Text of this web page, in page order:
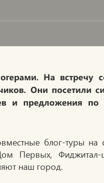
На встречу
Они посетили
и предложения по
блог-туры на
Первых, Фиджитал-
наш город.